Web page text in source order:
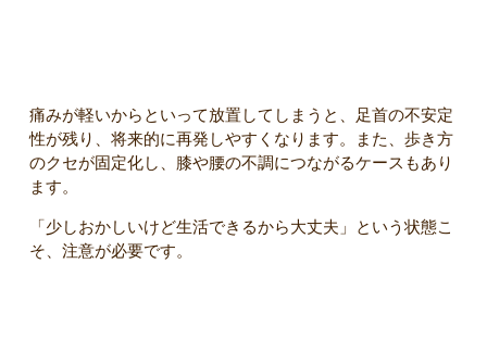
痛みが軽いからといって放置してしまうと、足首の不安定
性が残り、将来的に再発しやすくなります。また、歩き方
のクセが固定化し、膝や腰の不調につながるケースもあり
ます。
「少しおかしいけど生活できるから大丈夫」という状態こ
そ、注意が必要です。